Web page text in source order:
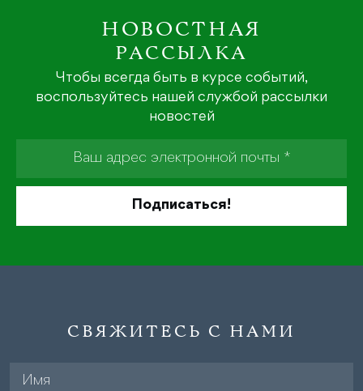
НОВОСТНАЯ
РАССЫЛКА
Чтобы всегда быть в курсе событий,
воспользуйтесь нашей службой рассылки
новостей
СВЯЖИТЕСЬ С НАМИ